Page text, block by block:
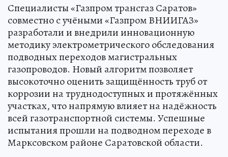
Специалисты «Газпром трансгаз Саратов»
совместно с учёными «Газпром ВНИИГАЗ»
разработали и внедрили инновационную
методику электрометрического обследования
подводных переходов магистральных
газопроводов. Новый алгоритм позволяет
высокоточно оценить защищённость труб от
коррозии на труднодоступных и протяжённых
участках, что напрямую влияет на надёжность
всей газотранспортной системы. Успешные
испытания прошли на подводном переходе в
Марксовском районе Саратовской области.